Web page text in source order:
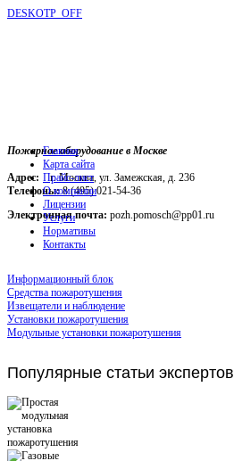
DESKOTP_OFF
Пожарное оборудование в Москве
Адрес: г. Москва, ул. Замежская, д. 236
Телефоны:8 (495) 021-54-36
Электронная почта: pozh.pomosch@pp01.ru
Главная
Карта сайта
Прайс-лист
О компании
Лицензии
Услуги
Нормативы
Контакты
Информационный блок
Средства пожаротушения
Извещатели и наблюдение
Установки пожаротушения
Модульные установки пожаротушения
Популярные статьи экспертов